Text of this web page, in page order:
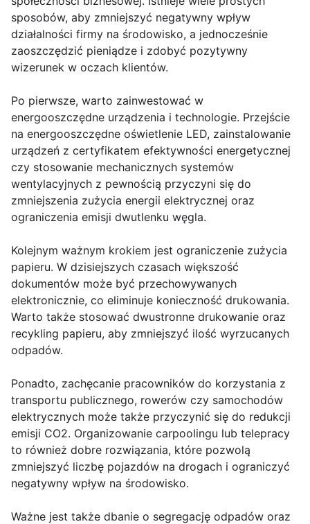
sposobów, aby zmniejszyć negatywny wpływ
działalności firmy na środowisko, a jednocześnie
zaoszczędzić pieniądze i zdobyć pozytywny
wizerunek w oczach klientów.
Po pierwsze, warto zainwestować w
energooszczędne urządzenia i technologie. Przejście
na energooszczędne oświetlenie LED, zainstalowanie
urządzeń z certyfikatem efektywności energetycznej
czy stosowanie mechanicznych systemów
wentylacyjnych z pewnością przyczyni się do
zmniejszenia zużycia energii elektrycznej oraz
ograniczenia emisji dwutlenku węgla.
Kolejnym ważnym krokiem jest ograniczenie zużycia
papieru. W dzisiejszych czasach większość
dokumentów może być przechowywanych
elektronicznie, co eliminuje konieczność drukowania.
Warto także stosować dwustronne drukowanie oraz
recykling papieru, aby zmniejszyć ilość wyrzucanych
odpadów.
Ponadto, zachęcanie pracowników do korzystania z
transportu publicznego, rowerów czy samochodów
elektrycznych może także przyczynić się do redukcji
emisji CO2. Organizowanie carpoolingu lub telepracy
to również dobre rozwiązania, które pozwolą
zmniejszyć liczbę pojazdów na drogach i ograniczyć
negatywny wpływ na środowisko.
Ważne jest także dbanie o segregację odpadów oraz